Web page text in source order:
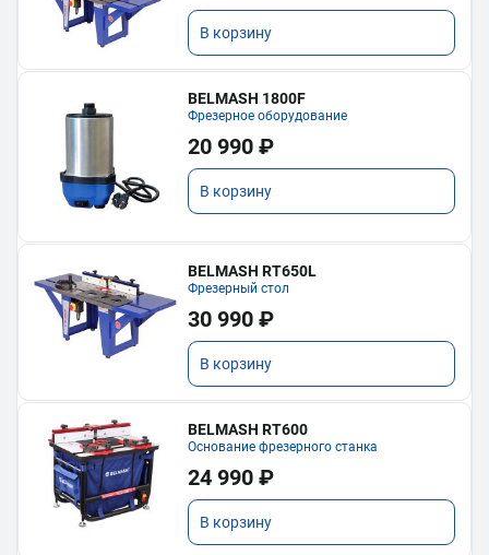
В корзину
BELMASH 1800F
Фрезерное оборудование
20 990 ₽
В корзину
BELMASH RT650L
Фрезерный стол
30 990 ₽
В корзину
BELMASH RT600
Основание фрезерного станка
24 990 ₽
В корзину